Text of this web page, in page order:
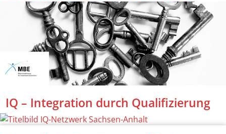
IQ – Integration durch Qualifizierung